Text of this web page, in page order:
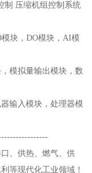
制 压缩机组控制系统
模块，DO模块，AI模
模拟量输出模块，数
输入模块，处理器模
、供热、燃气、供
等现代化工业领域！